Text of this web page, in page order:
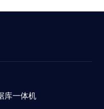
库一体机